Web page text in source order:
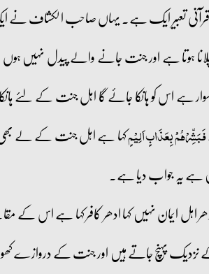
تعبیر ایک ہے۔ یہاں صاحب الکشاف نے
چلانا ہوتا ہے اور جنت جانے والے پیدل
ہے اس کو ہانکا جائے گا اہل جنت کے لئے
فَبَشِّرۡہُمۡ بِعَذَابٍ اَلِیۡمٍکہا ہے اہل جنت کے لے
ہے یہ جواب دیا ہے۔
ایمان نہیں کہا ادھر کافر کہا ہے اس
پہنچ جاتے ہیں اور جنت کے دروازے